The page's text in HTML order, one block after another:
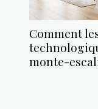
Comment
monte-